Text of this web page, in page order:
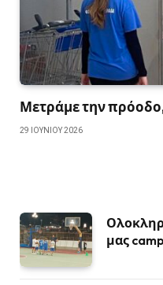
Μετράμε την
29 ΙΟΥΝΊΟΥ 2026
μας